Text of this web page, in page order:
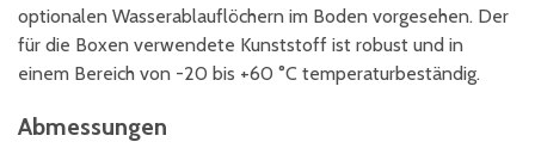
optionalen Wasserablauflöchern im Boden vorgesehen. Der
für die Boxen verwendete Kunststoff ist robust und in
einem Bereich von -20 bis +60 °C temperaturbeständig.
Abmessungen